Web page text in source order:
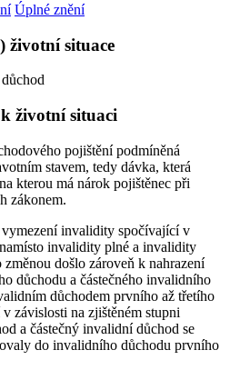
Úplné znění
životní situace
životní situaci
pojištění podmíněná
stavem, tedy dávka, která
kterou má nárok pojištěnec při
zákonem.
invalidity spočívající v
invalidity plné a invalidity
došlo zároveň k nahrazení
důchodu a částečného invalidního
důchodem prvního až třetího
závislosti na zjištěném stupni
a částečný invalidní důchod se
do invalidního důchodu prvního